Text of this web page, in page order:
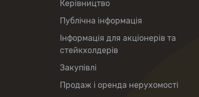
Керівництво
Публічна інформація
Інформація для акціонерів та
стейкхолдерів
Закупівлі
Продаж і оренда нерухомості